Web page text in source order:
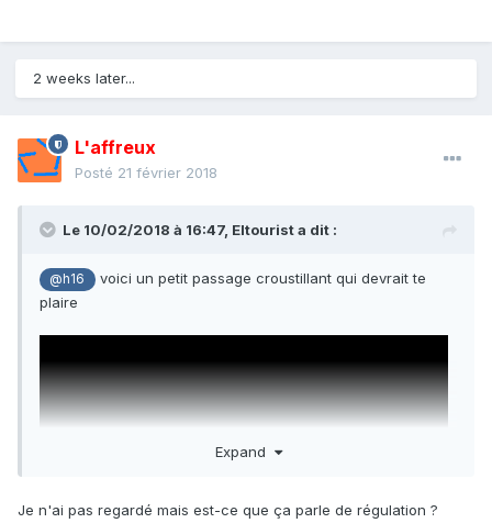
2 weeks later...
L'affreux
Posté 21 février 2018
Le 10/02/2018 à 16:47, Eltourista dit :
@h16
voici un petit passage croustillant qui devrait te
plaire
Expand
Je n'ai pas regardé mais est-ce que ça parle de régulation ?